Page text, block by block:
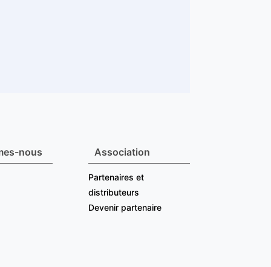
nous Association
Partenaires et
distributeurs
Devenir partenaire